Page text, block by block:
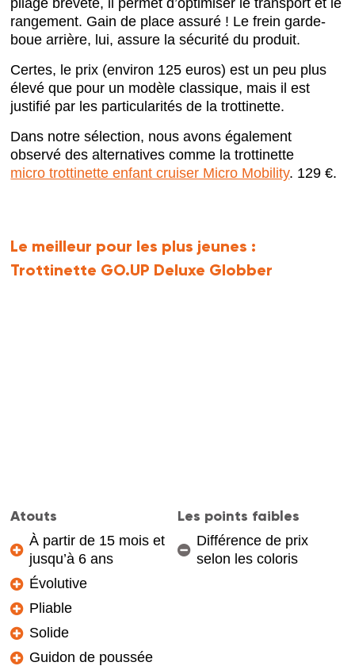
rangement. Gain de place assuré ! Le frein garde-
boue arrière, lui, assure la sécurité du produit.
Certes, le prix (environ 125 euros) est un peu plus
élevé que pour un modèle classique, mais il est
justifié par les particularités de la trottinette.
Dans notre sélection, nous avons également
observé des alternatives comme la trottinette
micro trottinette enfant cruiser Micro Mobility. 129 €.
Le meilleur pour les plus jeunes :
Trottinette GO.UP Deluxe Globber
Atouts
À partir de 15 mois et
jusqu’à 6 ans
Évolutive
Pliable
Solide
Guidon de poussée
Les points faibles
Différence de prix
selon les coloris